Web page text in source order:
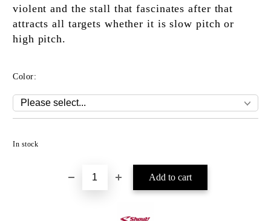
violent and the stall that fascinates after that
attracts all targets whether it is slow pitch or
high pitch.
Color:
In stock